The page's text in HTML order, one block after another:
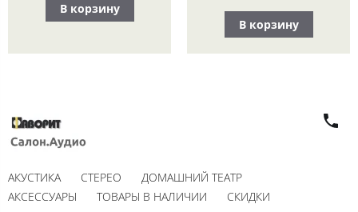
В корзину
В корзину
АКУСТИКА СТЕРЕО
ДОМАШНИЙ ТЕАТР
АКСЕССУАРЫ
ТОВАРЫ В НАЛИЧИИ
СКИДКИ